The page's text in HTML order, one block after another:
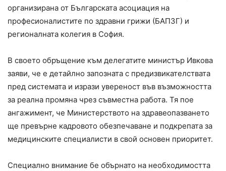
организирана от Българската асоциация на
професионалистите по здравни грижи (БАПЗГ) и
регионалната колегия в София.
В своето обръщение към делегатите министър Ивкова
заяви, че е детайлно запозната с предизвикателствата
пред системата и изрази увереност във възможността
за реална промяна чрез съвместна работа. Тя пое
ангажимент, че Министерството на здравеопазването
ще превърне кадровото обезпечаване и подкрепата за
медицинските специалисти в свой основен приоритет.
Специално внимание бе обърнато на необходимостта